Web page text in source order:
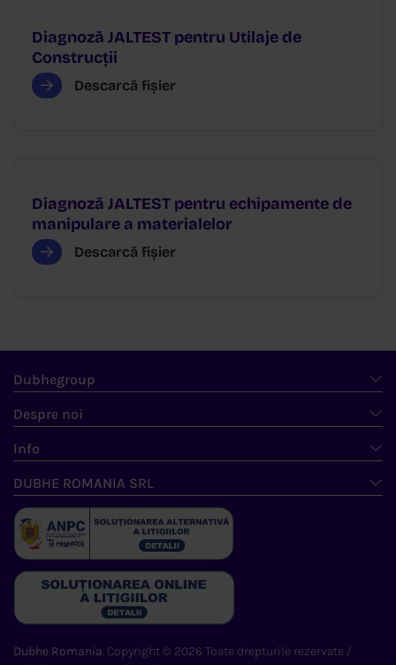
Diagnoză JALTEST pentru Utilaje de
Construcții
Descarcă fișier
Diagnoză JALTEST pentru echipamente de
manipulare a materialelor
Descarcă fișier
Dubhegroup
Despre noi
Info
DUBHE ROMANIA SRL
Dubhe Romania. Copyright © 2026 Toate drepturile rezervate /